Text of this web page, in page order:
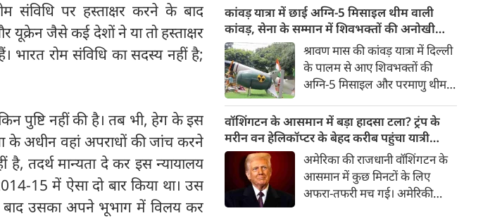
संविधि पर हस्ताक्षर करने के बाद
यूक्रेन जैसे कई देशों ने या तो हस्ताक्षर
भारत रोम संविधि का सदस्य नहीं है;
पुष्टि नहीं की है। तब भी, हेग के इस
के अधीन वहां अपराधों की जांच करने
तदर्थ मान्यता दे कर इस न्यायालय
15 में ऐसा दो बार किया था। उस
बाद उसका अपने भूभाग में विलय कर
लिए झारखंड CM हेमंत सोरेन ने 4
मंत्रियों की कमिटी बनाई। संसद और
झारखंड विधानसभा में जमकर
हंगामा। पल पल की जानकारी...
कांवड़ यात्रा में छाई अग्नि-5 मिसाइल थीम वाली
कांवड़, सेना के सम्मान में शिवभक्तों की अनोखी
प्रस्तुति बनी आकर्षण का केंद्रश्रावण मास की कांवड़ यात्रा में दिल्ली
के पालम से आए शिवभक्तों की
अग्नि-5 मिसाइल और परमाणु थीम
विषय बनी। 25-30 शिवभक्तों की
टोली ने इसे भारतीय सेना और वीर
जवानों के सम्मान में तैयार किया।
वॉशिंगटन के आसमान में बड़ा हादसा टला? ट्रंप के
मरीन वन हेलिकॉप्टर के बेहद करीब पहुंचा यात्री
विमान, जांच शुरू अमेरिका की राजधानी वॉशिंगटन के
आसमान में कुछ मिनटों के लिए
अफरा-तफरी मच गई। अमेरिकी